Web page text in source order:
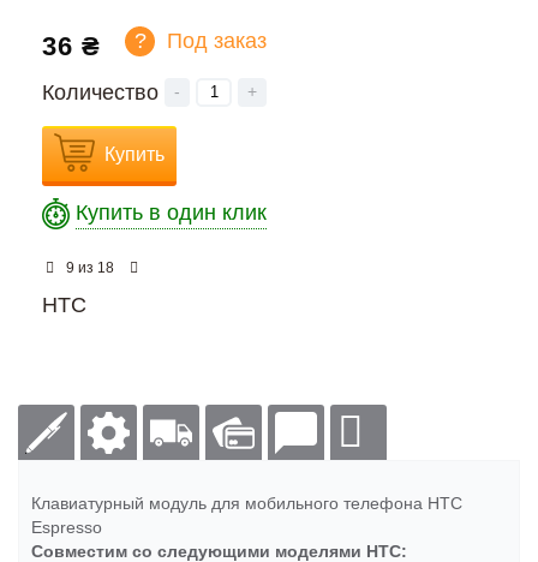
36 ₴ ? Под заказ
Количество - +
Купить
Купить в один клик
9 из 18
HTC
Клавиатурный модуль для мобильного телефона HTC
Espresso
Совместим со следующими моделями HTC: